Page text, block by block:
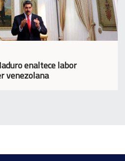
enaltece labor
venezolana